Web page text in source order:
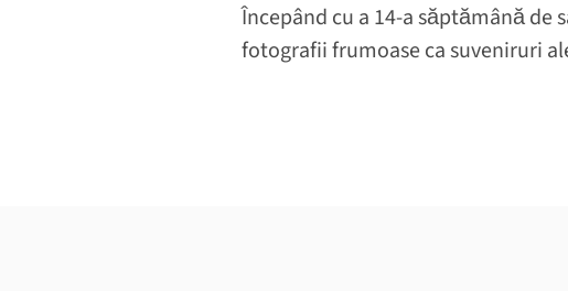
Începând cu a 14-a săptămână
fotografii frumoase ca suveniruri